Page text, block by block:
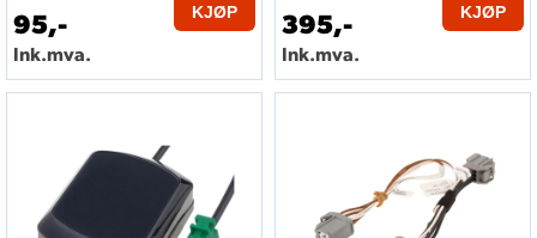
95,-
Ink.mva.
KJØP 395,-
Ink.mva.
KJØP